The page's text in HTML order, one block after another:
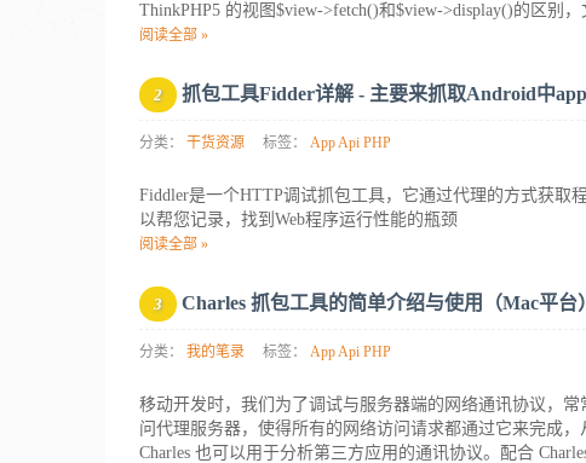
ThinkPHP5 的视图$view->fetch()和$view->display()的区别
阅读全部 »
2 抓包工具Fidder详解 - 主要来抓取Android中
分类： 干货资源 标签： AppApi PHP
Fiddler是一个HTTP调试抓包工具，它通过代理的方式获取
以帮您记录，找到Web程序运行性能的瓶颈
阅读全部 »
3 Charles 抓包工具的简单介绍与使用（Mac平台）
分类： 我的笔录 标签： AppApi PHP
移动开发时，我们为了调试与服务器端的网络通讯协议，
问代理服务器，使得所有的网络访问请求都通过它来完成
Charles 也可以用于分析第三方应用的通讯协议。配合